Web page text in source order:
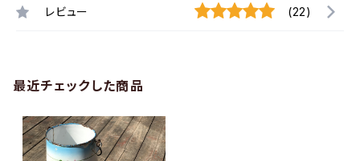
レビュー (22)
最近チェックした商品